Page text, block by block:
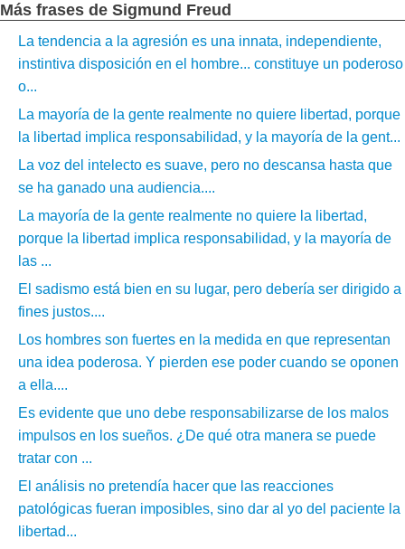
Más frases de Sigmund Freud
La tendencia a la agresión es una innata, independiente,
instintiva disposición en el hombre... constituye un poderoso
o...
La mayoría de la gente realmente no quiere libertad, porque
la libertad implica responsabilidad, y la mayoría de la gent...
La voz del intelecto es suave, pero no descansa hasta que
se ha ganado una audiencia....
La mayoría de la gente realmente no quiere la libertad,
porque la libertad implica responsabilidad, y la mayoría de
las ...
El sadismo está bien en su lugar, pero debería ser dirigido a
fines justos....
Los hombres son fuertes en la medida en que representan
una idea poderosa. Y pierden ese poder cuando se oponen
a ella....
Es evidente que uno debe responsabilizarse de los malos
impulsos en los sueños. ¿De qué otra manera se puede
tratar con ...
El análisis no pretendía hacer que las reacciones
patológicas fueran imposibles, sino dar al yo del paciente la
libertad...